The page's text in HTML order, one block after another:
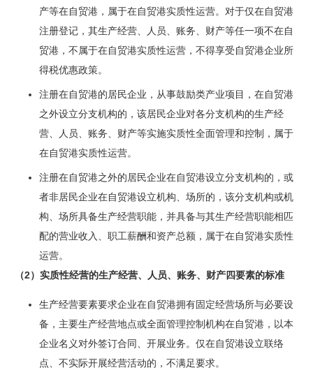
产等在自贸港，属于在自贸港实质性运营。对于仅在自贸港
注册登记，其生产经营、人员、账务、财产等任一项不在自
贸港，不属于在自贸港实质性运营，不得享受自贸港企业所
得税优惠政策。
注册在自贸港的居民企业，从事鼓励类产业项目，在自贸港
之外设立分支机构的，该居民企业对各分支机构的生产经
营、人员、账务、财产等实施实质性全面管理和控制，属于
在自贸港实质性运营。
注册在自贸港之外的居民企业在自贸港设立分支机构的，或
者非居民企业在自贸港设立机构、场所的，该分支机构或机
构、场所具备生产经营职能，并具备与其生产经营职能相匹
配的营业收入、职工薪酬和资产总额，属于在自贸港实质性
运营。
（2）实质性经营的生产经营、人员、账务、财产四要素的标准
生产经营要素要求企业在自贸港拥有固定经营场所与必要设
备，主要生产经营地点或全面管理控制机构在自贸港，以本
企业名义对外签订合同、开展业务。仅在自贸港设立联络
点、不实际开展经营活动的，不满足要求。